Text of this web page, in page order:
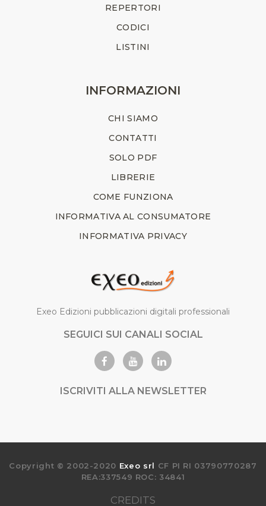
REPERTORI
CODICI
LISTINI
INFORMAZIONI
CHI SIAMO
CONTATTI
SOLO PDF
LIBRERIE
COME FUNZIONA
INFORMATIVA AL CONSUMATORE
INFORMATIVA PRIVACY
Exeo Edizioni pubblicazioni digitali professionali
SEGUICI SUI CANALI SOCIAL
ISCRIVITI ALLA NEWSLETTER
Copyright © 2002-2020 Exeo srl CF PI RI 03790770287
REA:337549 ROC: 34841
CREDITS